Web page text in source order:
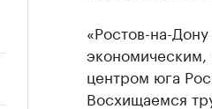
«Ростов-на-
центром юга
Восхищаемся